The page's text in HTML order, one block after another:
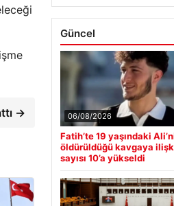
→
Güncel
06/08/2026
Fatih’te 19 yaşındaki
öldürüldüğü kavgaya
sayısı 10’a yükseldi